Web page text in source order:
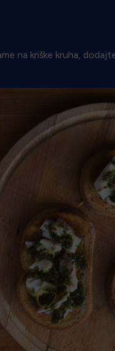
na kriške kruha,